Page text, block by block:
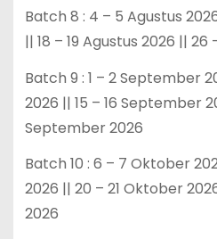
Batch 8 : 4 – 5 Agustus
|| 18 – 19 Agustus 2026 ||
Batch 9 : 1 – 2 September
2026 || 15 – 16 September
September 2026
Batch 10 : 6 – 7 Oktober
2026 || 20 – 21 Oktober
2026